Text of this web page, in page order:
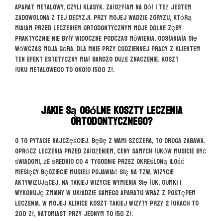
Aparat metalowy, czyli klasyk. Założyłam na dół i też jestem
zadowolona z tej decyzji. Przy mojej wadzie zgryzu, którą
miałam przed leczeniem ortodontycznym moje dolne zęby
praktycznie nie były widoczne podczas mówienia. Odsłaniała się
wówczas moja góra. Dla mnie przy codziennej pracy z klientem
ten efekt estetyczny miał bardzo duże znaczenie. Koszt
łuku metalowego to około 1500 zł.
Jakie są ogólne koszty leczenia
ortodontycznego?
O to pytacie najczęściej. Będę z Wami szczera, to droga zabawa.
Oprócz leczenia przed założeniem, ceny samych łuków musicie być
świadomi, że średnio co 4 tygodnie przez określoną ilość
miesięcy będziecie musieli pojawiać się na tzw, wizycie
aktywizującej. Na takiej wizycie wymienia się łuk, gumki i
wykonuję zmiany w układzie samego aparatu wraz z postępem
leczenia. W mojej klinice koszt takiej wizyty przy 2 łukach to
200 zł, natomiast przy jednym to 150 zł.